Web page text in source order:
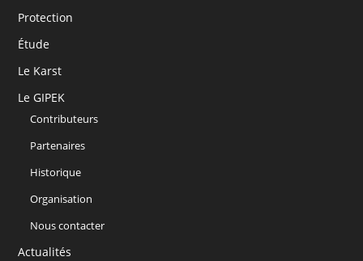
Protection
Étude
Le Karst
Le GIPEK
Contributeurs
Partenaires
Historique
Organisation
Nous contacter
Actualités